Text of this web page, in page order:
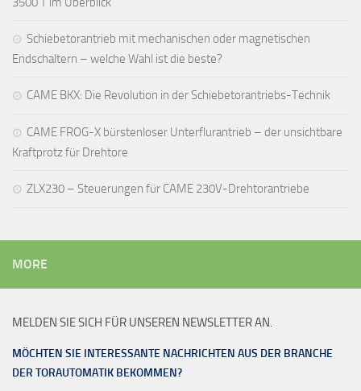
Schiebetorantrieb mit mechanischen oder magnetischen
Endschaltern – welche Wahl ist die beste?
CAME BKX: Die Revolution in der Schiebetorantriebs-Technik
CAME FROG-X bürstenloser Unterflurantrieb – der unsichtbare
Kraftprotz für Drehtore
ZLX230 – Steuerungen für CAME 230V-Drehtorantriebe
MORE
MELDEN SIE SICH FÜR UNSEREN NEWSLETTER AN.
MÖCHTEN SIE INTERESSANTE NACHRICHTEN AUS DER BRANCHE
DER TORAUTOMATIK BEKOMMEN?